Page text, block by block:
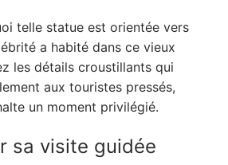
telle statue est orientée vers
a habité dans ce vieux
les détails croustillants qui
aux touristes pressés,
un moment privilégié.
sa visite guidée